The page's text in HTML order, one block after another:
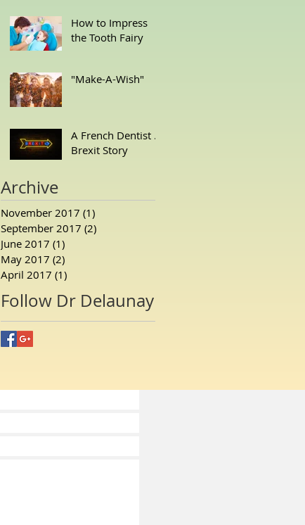
How to Impress
the Tooth Fairy
"Make-A-Wish"
A French Dentist ...
Brexit Story
Archive
November 2017 (1)
September 2017 (2)
June 2017 (1)
May 2017 (2)
April 2017 (1)
Follow Dr Delaunay